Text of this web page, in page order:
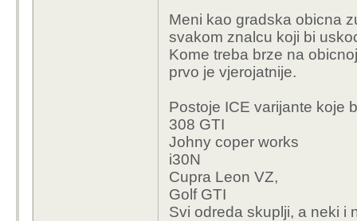
Meni kao gradska obicna
svakom znalcu koji bi
Kome treba brze na
prvo je vjerojatnije.
Postoje ICE varijante koje
308 GTI
Johny coper works
i30N
Cupra Leon VZ,
Golf GTI
Svi odreda skuplji, a neki i